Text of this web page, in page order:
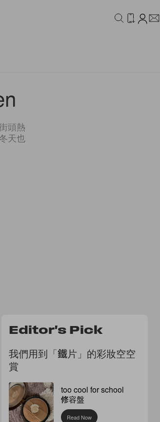
頭熱
天也
Editor's Pick
我們用到「鐵片」的彩妝空空
賞
too cool for school
修容盤
Read Now